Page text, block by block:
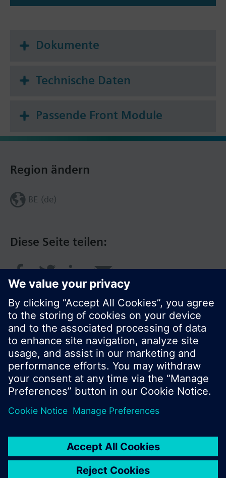
Dokumente
Technische Daten
Passende Front Module
Diese Seite teilen:
Region ändern
BE (de)
© Siemens Schweiz AG 2017
Produktangebot und Preise können pro Land
Nutzungsbedingungen